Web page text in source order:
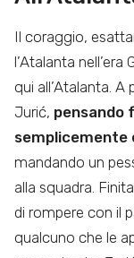
Il coraggio,
l’Atalanta
qui all’Atalanta.
Jurić, pensando
semplicemente
mandando un
alla squadra.
di rompere con il
qualcuno che le